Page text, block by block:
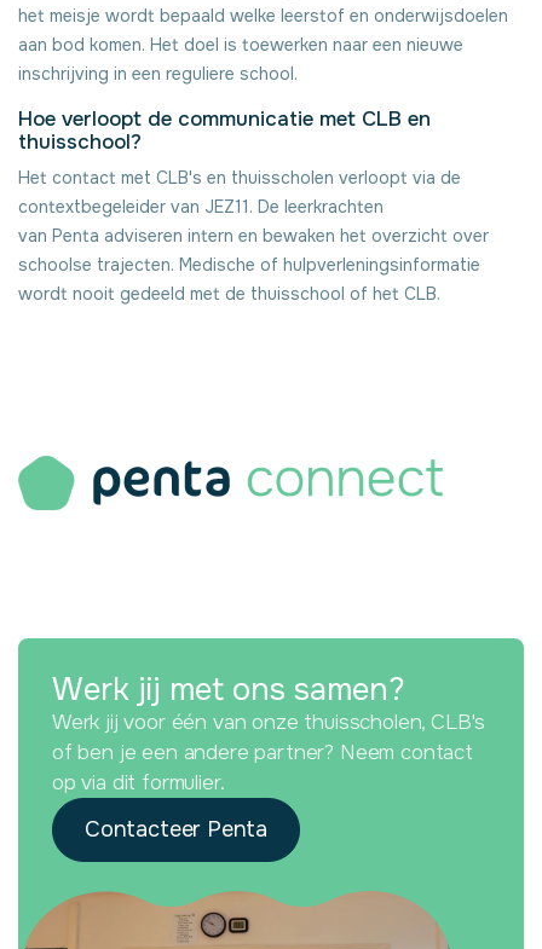
het meisje wordt bepaald welke leerstof en onderwijsdoelen
aan bod komen. Het doel is toewerken naar een nieuwe
inschrijving in een reguliere school.
Hoe verloopt de communicatie met CLB en
thuisschool?
Het contact met CLB's en thuisscholen verloopt via de
contextbegeleider van JEZ11. De leerkrachten
van Penta adviseren intern en bewaken het overzicht over
schoolse trajecten. Medische of hulpverleningsinformatie
wordt nooit gedeeld met de thuisschool of het CLB.
Werk jij met ons samen?
Werk jij voor één van onze thuisscholen, CLB's
of ben je een andere partner? Neem contact
op via dit formulier.
Contacteer Penta